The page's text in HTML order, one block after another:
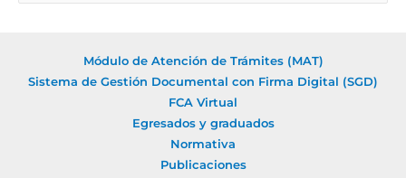
Módulo de Atención de Trámites (MAT)
Sistema de Gestión Documental con Firma Digital (SGD)
FCA Virtual
Egresados y graduados
Normativa
Publicaciones